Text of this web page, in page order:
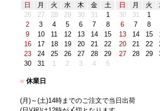
日
月 火 水 木 金
土
26
27 28 29 30 31
1
2
3 4 5 6 7
8
9
10 11 12 13 14
15
16
17 18 19 20 21
22
23
24 25 26 27 28
29
30
31 1 2 3 4 5
日
月 火
30
31 1
6
7 8
13
14 15
20
21 22
27
28 29
■ 休業日
(月)～(土)14時までのご注文で当日出荷